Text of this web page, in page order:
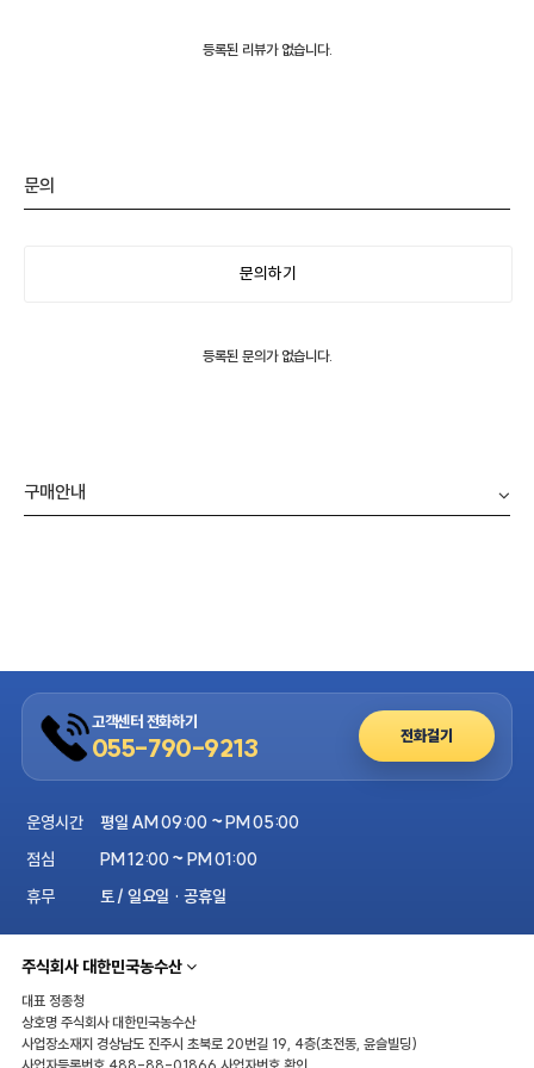
등록된 리뷰가 없습니다.
문의
문의하기
등록된 문의가 없습니다.
구매안내
고객센터 전화하기
055-790-9213 전화걸기
운영시간
평일 AM 09:00 ~ PM 05:00
점심
PM 12:00 ~ PM 01:00
휴무
토 / 일요일 · 공휴일
주식회사 대한민국농수산
대표 정종청
상호명 주식회사 대한민국농수산
사업장소재지 경상남도 진주시 초북로 20번길 19, 4층(초전동, 윤슬빌딩)